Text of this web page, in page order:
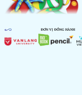
ĐƠN VỊ ĐỒNG HÀNH